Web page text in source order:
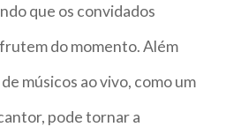
que os convidados
do momento. Além
músicos ao vivo, como um
pode tornar a